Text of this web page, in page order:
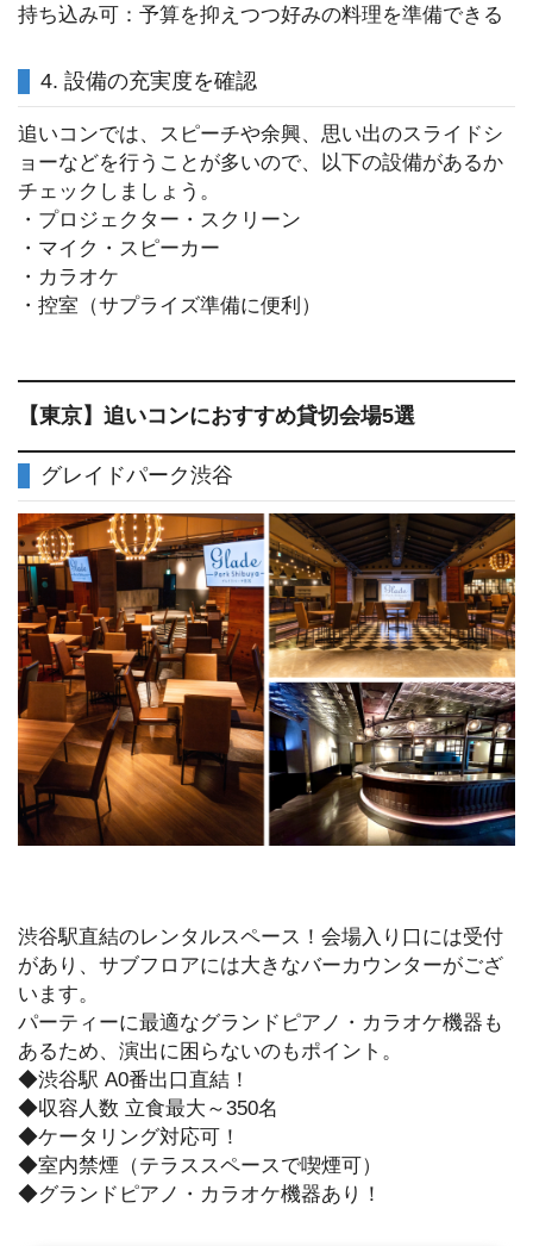
持ち込み可：予算を抑えつつ好みの料理を準備できる
4. 設備の充実度を確認
追いコンでは、スピーチや余興、思い出のスライドシ
ョーなどを行うことが多いので、以下の設備があるか
チェックしましょう。
・プロジェクター・スクリーン
・マイク・スピーカー
・カラオケ
・控室（サプライズ準備に便利）
【東京】追いコンにおすすめ貸切会場5選
グレイドパーク渋谷
渋谷駅直結のレンタルスペース！会場入り口には受付
があり、サブフロアには大きなバーカウンターがござ
います。
パーティーに最適なグランドピアノ・カラオケ機器も
あるため、演出に困らないのもポイント。
◆渋谷駅 A0番出口直結！
◆収容人数 立食最大～350名
◆ケータリング対応可！
◆室内禁煙（テラススペースで喫煙可）
◆グランドピアノ・カラオケ機器あり！